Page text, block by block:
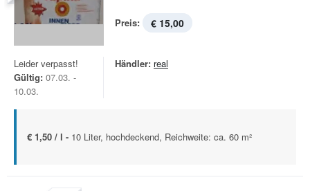
Preis: € 15,00
Leider verpasst!
Gültig: 07.03. -
10.03.
Händler: real
€ 1,50 / l - 10 Liter, hochdeckend, Reichweite: ca. 60 m²